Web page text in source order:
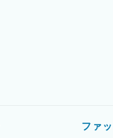
ファ